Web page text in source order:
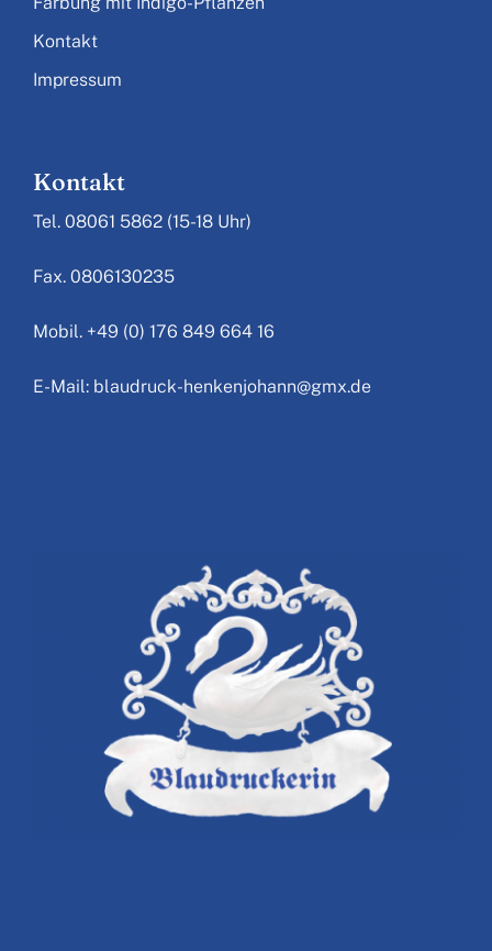
Kontakt
Impressum
Kontakt
Tel. 08061 5862 (15-18 Uhr)
Fax. 0806130235
Mobil. +49 (0) 176 849 664 16
E-Mail: blaudruck-henkenjohann@gmx.de